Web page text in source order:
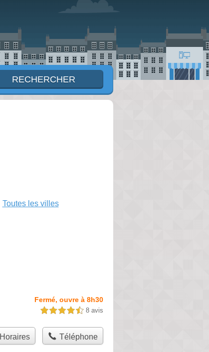
Toutes les villes
Fermé, ouvre à 8h30
4,5 étoiles sur 5 8 avis
Horaires Téléphone